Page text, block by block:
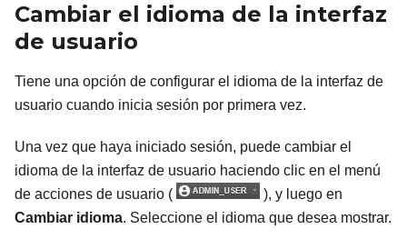
Cambiar el idioma de la interfaz
de usuario
Tiene una opción de configurar el idioma de la interfaz de
usuario cuando inicia sesión por primera vez.
Una vez que haya iniciado sesión, puede cambiar el
idioma de la interfaz de usuario haciendo clic en el menú
de acciones de usuario (
), y luego en
Cambiar idioma. Seleccione el idioma que desea mostrar.